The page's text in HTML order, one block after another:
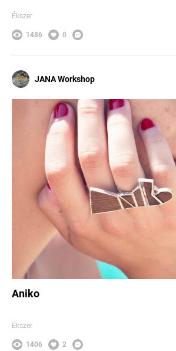
Ékszer
1486 0
JANA Workshop
Aniko
Ékszer
1406 2